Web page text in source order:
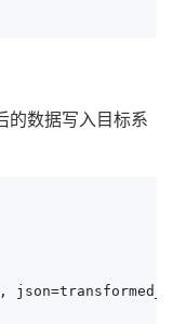
的数据写入目标系